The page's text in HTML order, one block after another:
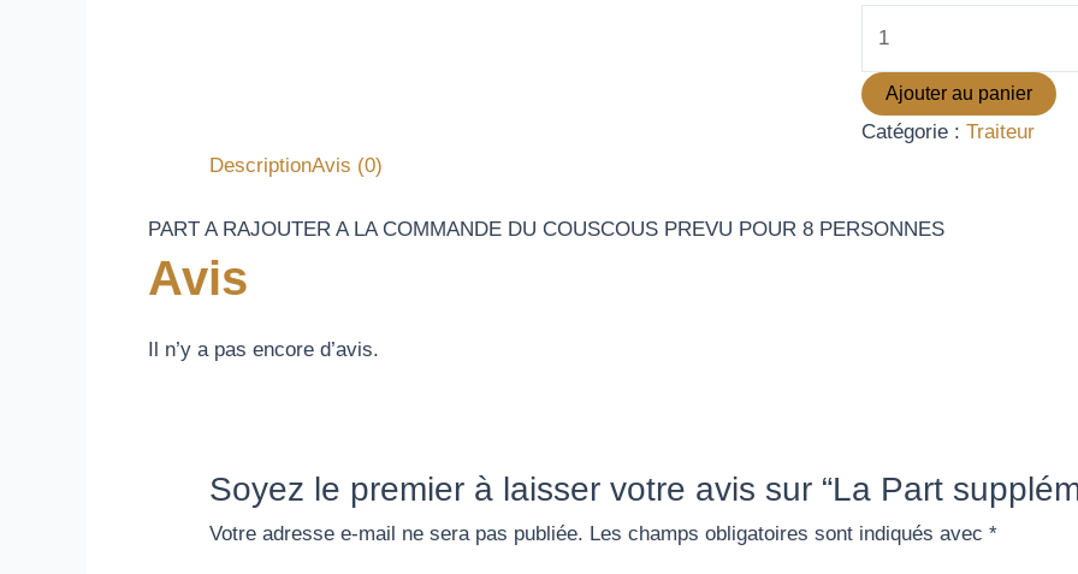
Ajouter au panier
Catégorie : Traiteur
DescriptionAvis (0)
PART A RAJOUTER A LA COMMANDE DU COUSCOUS PREVU POUR 8 PERSONNES
Avis
Il n’y a pas encore d’avis.
Soyez le premier à laisser votre avis sur “La Part
Votre adresse e-mail ne sera pas publiée. Les champs obligatoires sont indiqués avec *